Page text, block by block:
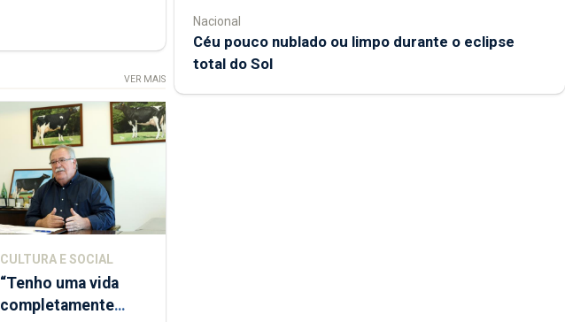
VER MAIS
CULTURA E SOCIAL
“Tenho uma vida
completamente
Nacional
Céu pouco nublado ou limpo durante o eclipse
total do Sol